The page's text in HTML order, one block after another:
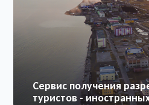
Сервис получения
туристов -